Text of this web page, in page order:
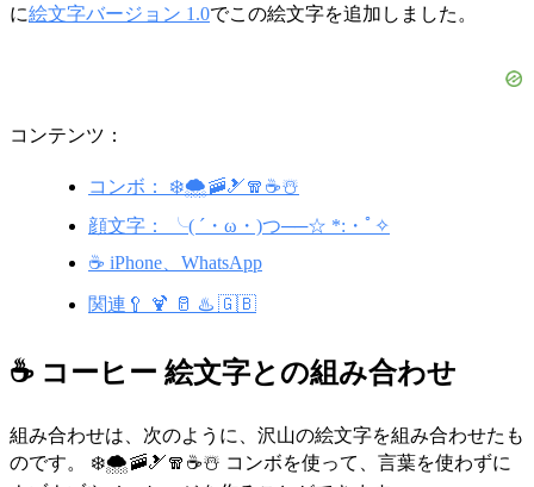
に絵文字バージョン 1.0でこの絵文字を追加しました。
コンテンツ：
コンボ： ❄️🌨️🚠🎿🧣☕☃️
顔文字： ╰( ´・ω・)つ──☆ *:・ﾟ✧
☕ iPhone、WhatsApp
関連🥄 🍹 🥛 ♨️ 🇬🇧
☕ コーヒー 絵文字との組み合わせ
組み合わせは、次のように、沢山の絵文字を組み合わせたも
のです。 ❄️🌨️🚠🎿🧣☕☃️ コンボを使って、言葉を使わずに